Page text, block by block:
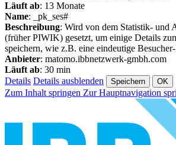
Läuft ab: 13 Monate
Name: _pk_ses#
Beschreibung: Wird von dem Statistik- und
(früher PIWIK) gesetzt, um einige Details
speichern, wie z.B. eine eindeutige
Anbieter: matomo.ibbnetzwerk-gmbh.com
Läuft ab: 30 min
Details Details ausblenden Speichern OK
Zum Inhalt springen Zur Hauptnavigation